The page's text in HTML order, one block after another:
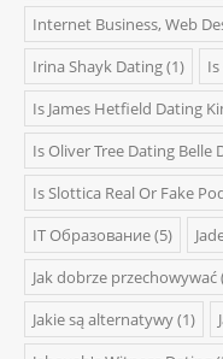
Internet Business, Web
Irina Shayk Dating(1)
Is James Hetfield Dating
Is Oliver Tree Dating Belle
Is Slottica Real Or Fake
IT Образование(5)
Jak dobrze przechowywać
Jakie są alternatywy(1)